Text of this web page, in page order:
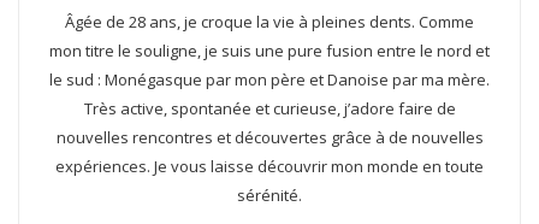
Âgée de 28 ans, je croque la vie à pleines dents. Comme
mon titre le souligne, je suis une pure fusion entre le nord et
le sud : Monégasque par mon père et Danoise par ma mère.
Très active, spontanée et curieuse, j’adore faire de
nouvelles rencontres et découvertes grâce à de nouvelles
expériences. Je vous laisse découvrir mon monde en toute
sérénité.